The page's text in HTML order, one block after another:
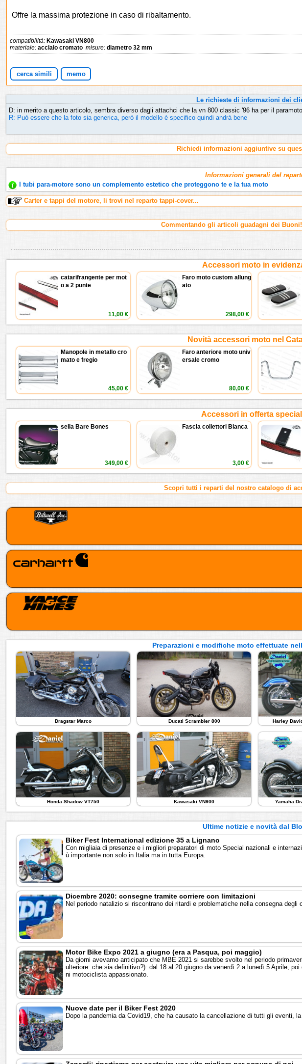
Offre la massima protezione in caso di ribaltamento.
compatibilità: Kawasaki VN800
materiale:acciaio cromato misure:diametro 32 mm
cerca simili memo
Le richieste di informazioni dei
D: in merito a questo articolo, sembra diverso dagli attachci che la vn 800 classic '96 ha per il
R: Può essere che la foto sia generica, però il modello è specifico quindi andrà bene
Richiedi informazioni aggiuntive su
Informazioni generali del
I tubi para-motore sono un complemento estetico che proteggono te e la tua moto
Carter e tappi del motore, li trovi nel reparto tappi-cover...
Commentando gli articoli guadagni dei
Accessori moto in
catarifrangente per mot
o a 2 punte
11,00 €
Faro moto custom allung
ato
298,00 €
Novità accessori moto nel
Manopole in metallo cro
mato e fregio
45,00 €
Faro anteriore moto univ
ersale cromo
80,00 €
Accessori in offerta
sella Bare Bones
349,00 €
Fascia collettori Bianca
3,00 €
Scopri tutti i reparti del nostro catalogo di
Preparazioni e modifiche moto effettuate
Dragstar Marco Ducati Scrambler 800 Harley
Honda Shadow VT750 Kawasaki VN900 Yamaha
Ultime notizie e novità dal
Biker Fest International edizione 35 a Lignano
Con migliaia di presenze e i migliori preparatori di moto Special nazionali e
ù importante non solo in Italia ma in tutta Europa.
Dicembre 2020: consegne tramite corriere con limitazioni
Nel periodo natalizio si riscontrano dei ritardi e problematiche nella consegna degli
Motor Bike Expo 2021 a giugno (era a Pasqua, poi maggio)
Da giorni avevamo anticipato che MBE 2021 si sarebbe svolto nel periodo
ulteriore: che sia definitivo?): dal 18 al 20 giugno da venerdì 2 a lunedì 5 Aprile,
ni motociclista appassionato.
Nuove date per il Biker Fest 2020
Dopo la pandemia da Covid19, che ha causato la cancellazione di tutti gli eventi,